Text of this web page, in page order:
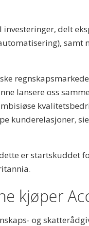
delt
samt
lansere oss
kunderelasjoner,
er startskuddet
kjøper
og